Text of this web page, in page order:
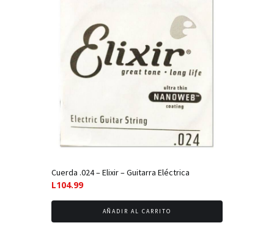
Cuerda .024 – Elixir – Guitarra Eléctrica
L104.99
AÑADIR AL CARRITO